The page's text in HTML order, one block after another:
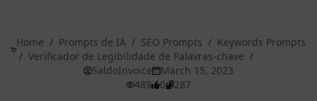
Home / Prompts de IA / SEO Prompts / Keywords Prompts
/ Verificador de Legibilidade de Palavras-chave /
SaldoInvoice
March 15, 2023
489
0 287